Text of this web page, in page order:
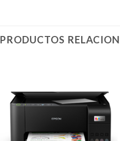
PRODUCTOS